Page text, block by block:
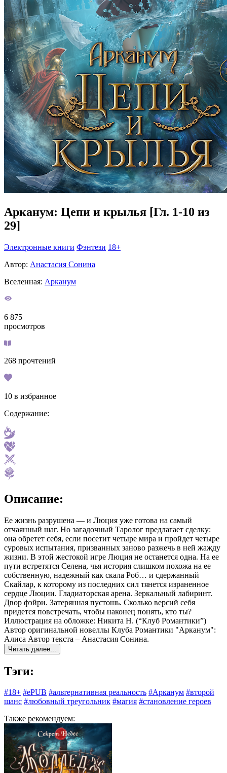
Арканум: Цепи и крылья [Гл. 1-10 из
29]
Электронные книги Фэнтези 18+
Автор: Анастасия Сонина
Вселенная: Арканум
6 875
просмотров
268 прочтений
10 в избранное
Содержание:
Описание:
Ее жизнь разрушена — и Люция уже готова на самый
отчаянный шаг. Но загадочный Таролог предлагает сделку:
она обретет себя, если посетит четыре мира и пройдет четыре
суровых испытания, призванных заново разжечь в ней жажду
жизни. В этой жестокой игре Люция не останется одна. На ее
пути встретятся Селена, чья история слишком похожа на ее
собственную, надежный как скала Роб… и сдержанный
Скайлар, к которому из последних сил тянется израненное
сердце Люции. Гладиаторская арена. Зеркальный лабиринт.
Двор фэйри. Затерянная пустошь. Сколько версий себя
придется повстречать, чтобы наконец понять, кто ты?
Иллюстрация на обложке: Никита Н. (“Клуб Романтики”)
Автор оригинальной новеллы Клуба Романтики "Арканум":
Алиса Автор текста – Анастасия Сонина.
Читать далее...
Тэги:
#18+ #ePUB #альтернативная реальность #Арканум #второй
шанс #любовный треугольник #магия #становление героев
Также рекомендуем: